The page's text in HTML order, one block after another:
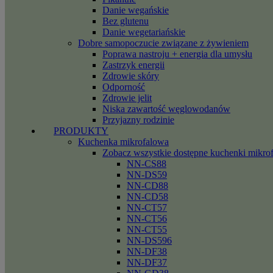
Danie wegańskie
Bez glutenu
Danie wegetariańskie
Dobre samopoczucie związane z żywieniem
Poprawa nastroju + energia dla umysłu
Zastrzyk energii
Zdrowie skóry
Odporność
Zdrowie jelit
Niska zawartość węglowodanów
Przyjazny rodzinie
PRODUKTY
Kuchenka mikrofalowa
Zobacz wszystkie dostępne kuchenki
NN-CS88
NN-DS59
NN-CD88
NN-CD58
NN-CT57
NN-CT56
NN-CT55
NN-DS596
NN-DF38
NN-DF37